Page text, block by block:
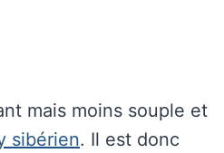
mais moins souple et
sibérien. Il est donc